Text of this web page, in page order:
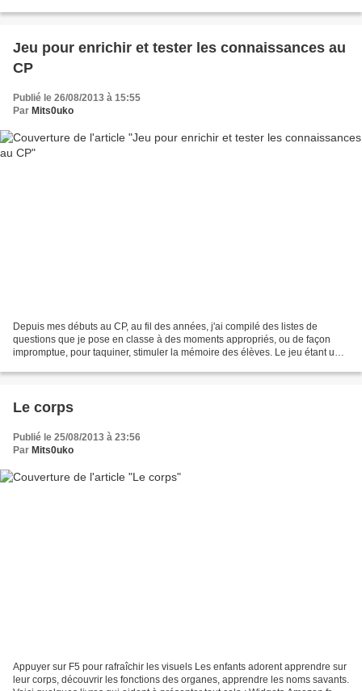
Jeu pour enrichir et tester les connaissances au
CP
Publié le 26/08/2013 à 15:55
Par Mits0uko
Depuis mes débuts au CP, au fil des années, j'ai compilé des listes de
questions que je pose en classe à des moments appropriés, ou de façon
impromptue, pour taquiner, stimuler la mémoire des élèves. Le jeu étant un
Le corps
Publié le 25/08/2013 à 23:56
Par Mits0uko
Appuyer sur F5 pour rafraîchir les visuels Les enfants adorent apprendre sur
leur corps, découvrir les fonctions des organes, apprendre les noms savants.